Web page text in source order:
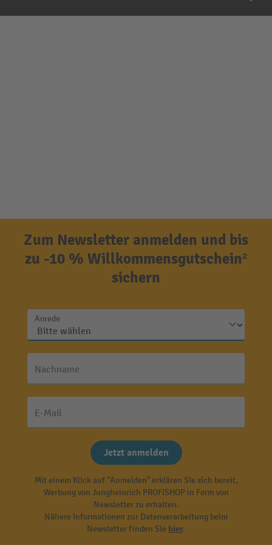
Zum Newsletter anmelden und bis
zu -10 % Willkommensgutschein²
sichern
Anrede
Nachname
E-Mail
Jetzt anmelden
Mit einem Klick auf "Anmelden" erklären Sie sich bereit,
Werbung von Jungheinrich PROFISHOP in Form von
Newsletter zu erhalten.
Nähere Informationen zur Datenverarbeitung beim
Newsletter finden Sie hier.